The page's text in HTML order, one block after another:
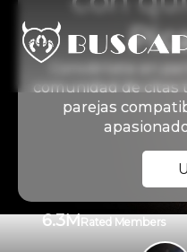
Conviértete en
comunidad de citas
parejas
6.3MRated Members